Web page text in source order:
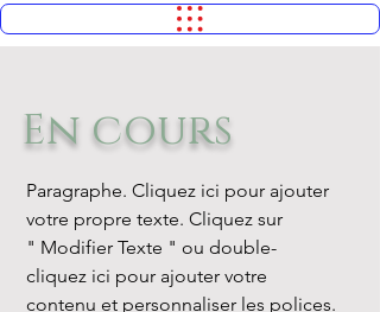
En cours
Paragraphe. Cliquez ici pour ajouter
votre propre texte. Cliquez sur
" Modifier Texte " ou double-
cliquez ici pour ajouter votre
contenu et personnaliser les polices.